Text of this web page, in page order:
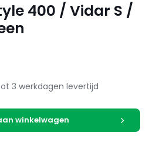
400 / Vidar S /
3 werkdagen levertijd
winkelwagen